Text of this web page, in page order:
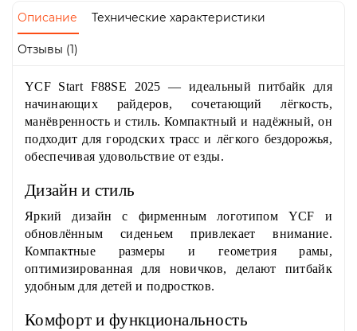
-
19:00
Сб
10:00
19:00
Вс
-
выходной
Описание Технические характеристики
Отзывы (1)
YCF Start F88SE 2025 — идеальный питбайк для
начинающих райдеров, сочетающий лёгкость,
манёвренность и стиль. Компактный и надёжный, он
подходит для городских трасс и лёгкого бездорожья,
обеспечивая удовольствие от езды.
Дизайн и стиль
Яркий дизайн с фирменным логотипом YCF и
обновлённым сиденьем привлекает внимание.
Компактные размеры и геометрия рамы,
оптимизированная для новичков, делают питбайк
удобным для детей и подростков.
Комфорт и функциональность